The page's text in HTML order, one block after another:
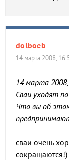
dolboeb
14 марта 2008,
14 марта
Сваи уходят
Что вы об
сваи очень
сокращаются!)